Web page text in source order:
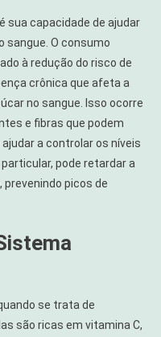
sua capacidade de ajudar
sangue. O consumo
à redução do risco de
crônica que afeta a
no sangue. Isso ocorre
e fibras que podem
a controlar os níveis
pode retardar a
picos de
se trata de
são ricas em vitamina C,